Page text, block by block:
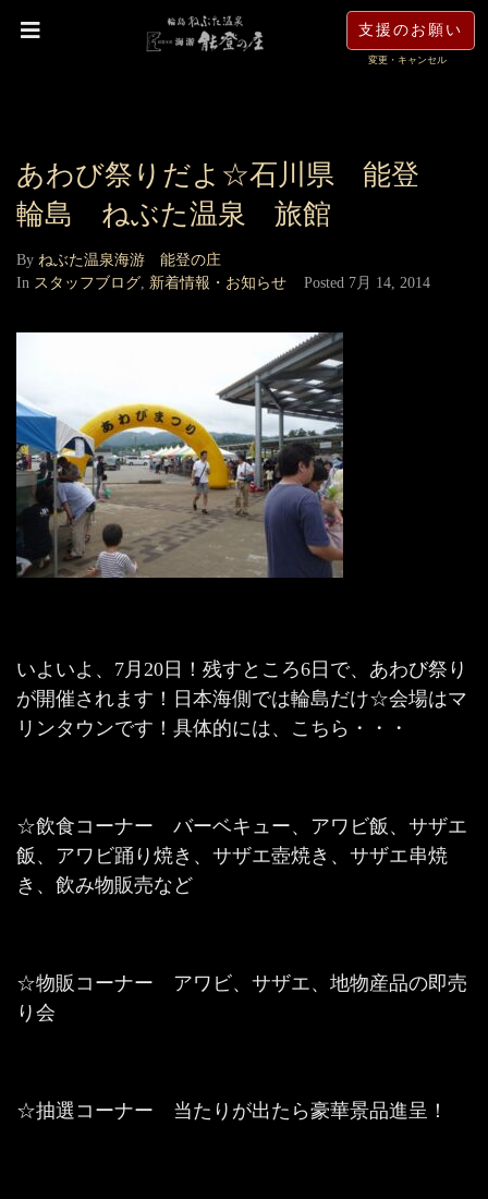
支援のお願い
変更・キャンセル
あわび祭りだよ☆石川県 能登
輪島 ねぶた温泉 旅館
By ねぶた温泉海游 能登の庄
In スタッフブログ, 新着情報・お知らせ Posted 7月 14, 2014
いよいよ、7月20日！残すところ6日で、あわび祭り
が開催されます！日本海側では輪島だけ☆会場はマ
リンタウンです！具体的には、こちら・・・
☆飲食コーナー バーベキュー、アワビ飯、サザエ
飯、アワビ踊り焼き、サザエ壺焼き、サザエ串焼
き、飲み物販売など
☆物販コーナー アワビ、サザエ、地物産品の即売
り会
☆抽選コーナー 当たりが出たら豪華景品進呈！